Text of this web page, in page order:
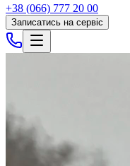
+38 (066) 777 20 00
Записатись на сервіс